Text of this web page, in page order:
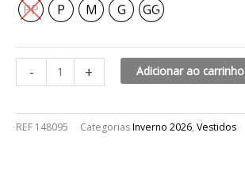
PP P M G GG
- + Adicionar ao carrinho
REF 148095 CategoriasInverno 2026, Vestidos